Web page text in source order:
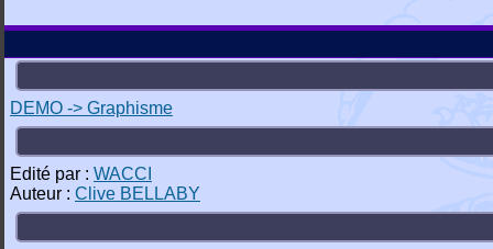
DEMO -> Graphisme
Edité par : WACCI
Auteur : Clive BELLABY